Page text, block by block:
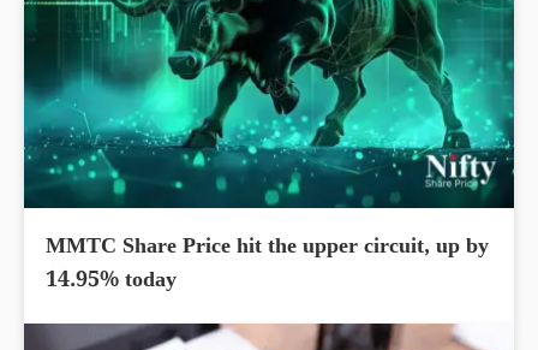
MMTC Share Price hit the upper circuit, up by
14.95% today